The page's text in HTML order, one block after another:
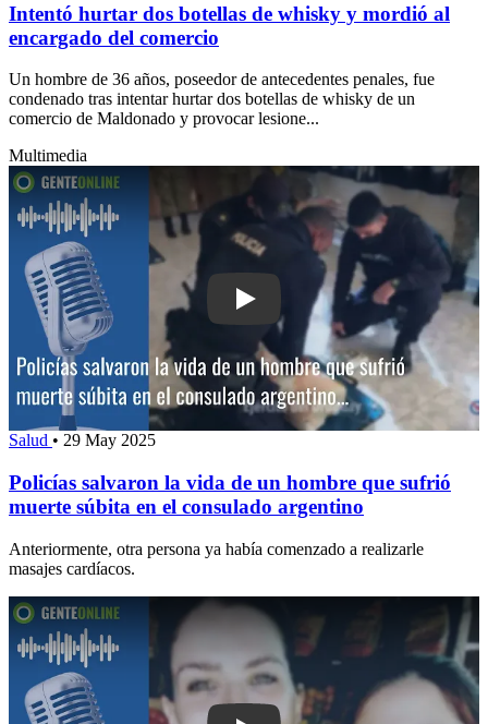
Intentó hurtar dos botellas de whisky y mordió al
encargado del comercio
Un hombre de 36 años, poseedor de antecedentes penales, fue
condenado tras intentar hurtar dos botellas de whisky de un
comercio de Maldonado y provocar lesione...
Multimedia
Play: Policías salvaron la vida de un
Salud • 29 May 2025
Policías salvaron la vida de un hombre que sufrió
muerte súbita en el consulado argentino
Anteriormente, otra persona ya había comenzado a realizarle
masajes cardíacos.